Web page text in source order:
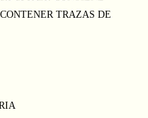
TRAZAS DE